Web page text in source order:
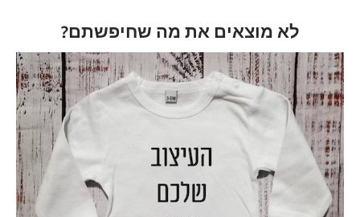
לא מוצאים את מה שחיפשתם?